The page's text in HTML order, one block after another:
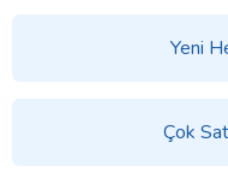
Yeni
Çok